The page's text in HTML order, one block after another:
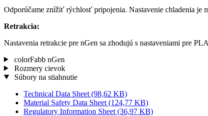
Odporúčame znížiť rýchlosť pripojenia. Nastavenie chladenia je
Retrakcia:
Nastavenia retrakcie pre nGen sa zhodujú s nastaveniami pre
colorFabb nGen
Rozmery cievok
Súbory na stiahnutie
Technical Data Sheet (98,62 KB)
Material Safety Data Sheet (124,77 KB)
Regulatory Information Sheet (36,97 KB)